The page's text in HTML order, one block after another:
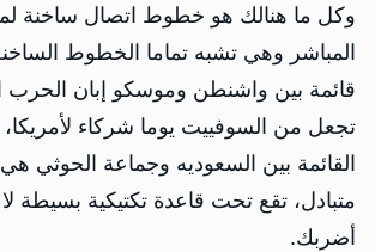
وكل ما هنالك هو خطوط اتصال ساخنة
المباشر وهي تشبه تماما الخطوط
قائمة بين واشنطن وموسكو إبان الحرب
تجعل من السوفييت يوما شركاء لأمريكا،
القائمة بين السعوديه وجماعة الحوثي
متبادل، تقع تحت قاعدة تكتيكية بسيطة
أضربك.